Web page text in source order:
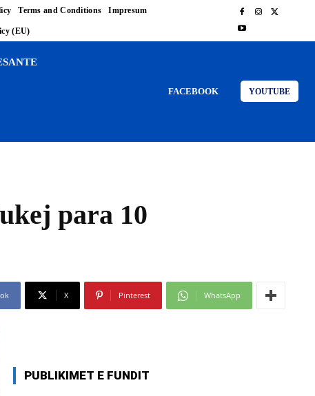
Terms and Conditions Impresum
(EU)
FACEBOOK YOUTUBE
para 10
X Pinterest WhatsApp
PUBLIKIMET E FUNDIT